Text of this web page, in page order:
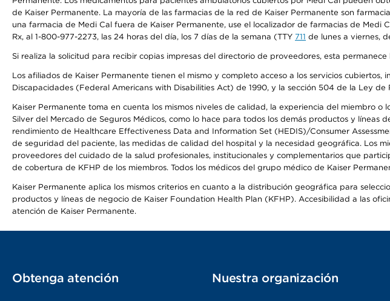
de Kaiser Permanente. La mayoría de las farmacias de la red de Kaiser Permanente son
una farmacia de Medi Cal fuera de Kaiser Permanente, use el localizador de farmacias de Medi
Rx, al 1-800-977-2273, las 24 horas del día, los 7 días de la semana (TTY 711 de lunes a viernes,
Si realiza la solicitud para recibir copias impresas del directorio de proveedores, esta
Los afiliados de Kaiser Permanente tienen el mismo y completo acceso a los servicios
Discapacidades (Federal Americans with Disabilities Act) de 1990, y la sección 504 de la Ley
Kaiser Permanente toma en cuenta los mismos niveles de calidad, la experiencia del miembro
Silver del Mercado de Seguros Médicos, como lo hace para todos los demás productos y
rendimiento de Healthcare Effectiveness Data and Information Set (HEDIS)/Consumer
de seguridad del paciente, las medidas de calidad del hospital y la necesidad geográfica. Los
proveedores del cuidado de la salud profesionales, institucionales y complementarios que
de cobertura de KFHP de los miembros. Todos los médicos del grupo médico de Kaiser
Kaiser Permanente aplica los mismos criterios en cuanto a la distribución geográfica para
productos y líneas de negocio de Kaiser Foundation Health Plan (KFHP). Accesibilidad a las
atención de Kaiser Permanente.
Obtenga atención Nuestra organización